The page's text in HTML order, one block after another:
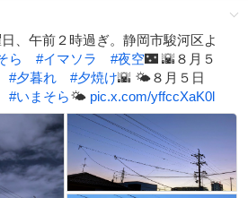
ド
を
消
す
、午前２時過ぎ。静岡市駿河区よ
ら #イマソラ #夜空🌃 🌇８月５
#夕暮れ #夕焼け🌇 🌤️８月５日
#いまそら🌤️ pic.x.com/yffccXaK0l